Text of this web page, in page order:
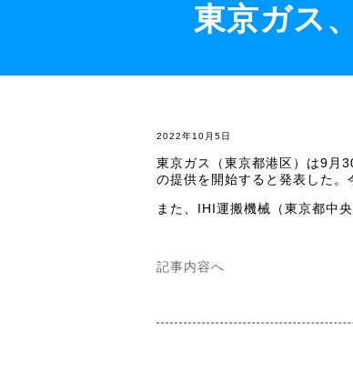
東京ガス
2022年10月5日
東京ガス（東京都港区）は9月
の提供を開始すると発表した。
また、IHI運搬機械（東京都中
記事内容へ